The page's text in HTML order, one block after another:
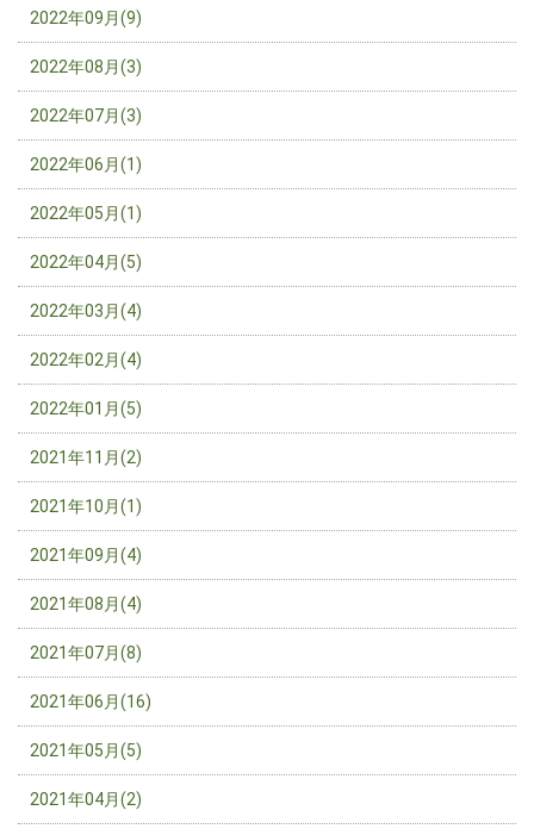
2022年09月(9)
2022年08月(3)
2022年07月(3)
2022年06月(1)
2022年05月(1)
2022年04月(5)
2022年03月(4)
2022年02月(4)
2022年01月(5)
2021年11月(2)
2021年10月(1)
2021年09月(4)
2021年08月(4)
2021年07月(8)
2021年06月(16)
2021年05月(5)
2021年04月(2)